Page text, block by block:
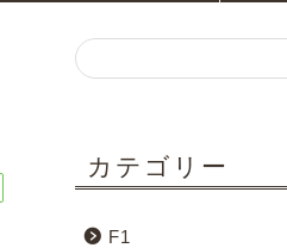
カテゴリー
F1